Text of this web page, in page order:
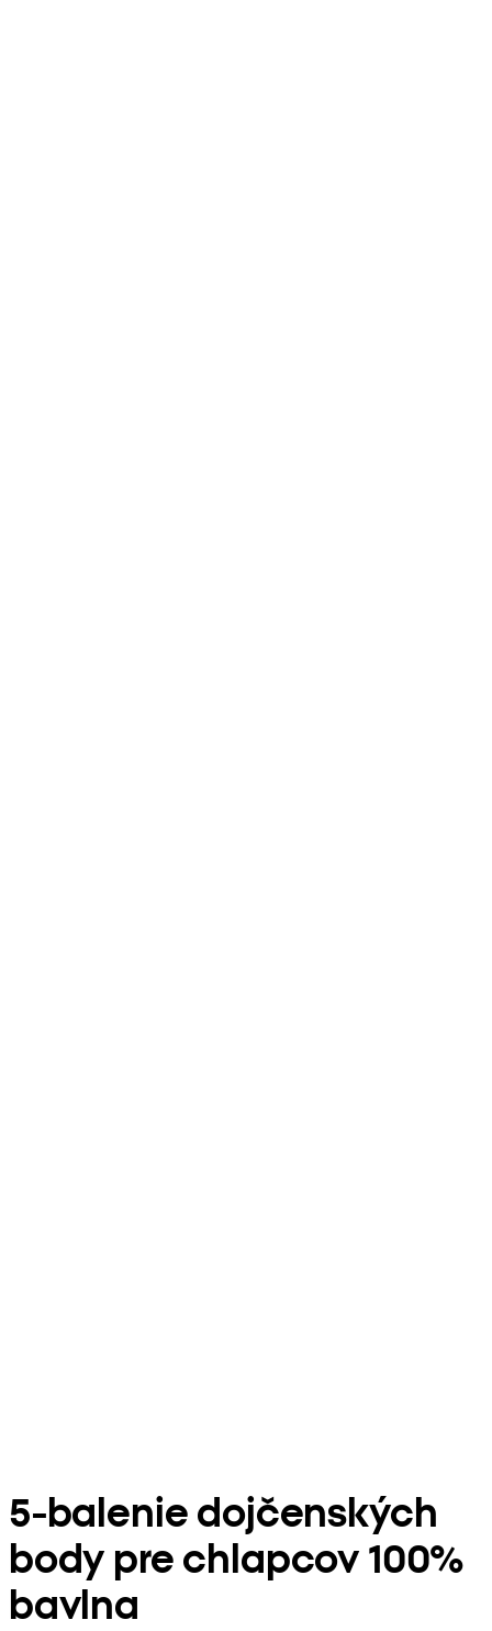
5-balenie dojčenských
body pre chlapcov 100%
bavlna